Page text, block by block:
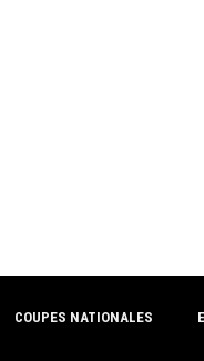
COUPES NATIONALES